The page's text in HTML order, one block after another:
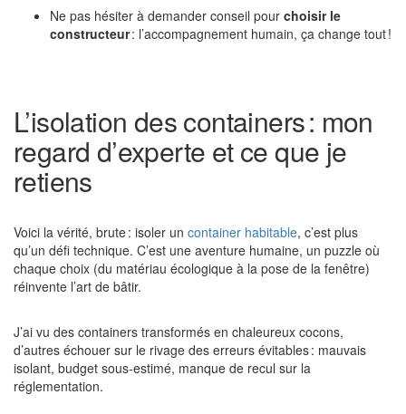
Ne pas hésiter à demander conseil pour choisir le
constructeur: l’accompagnement humain, ça change tout !
L’isolation des containers : mon
regard d’experte et ce que je
retiens
Voici la vérité, brute : isoler un container habitable, c’est plus
qu’un défi technique. C’est une aventure humaine, un puzzle où
chaque choix (du matériau écologique à la pose de la fenêtre)
réinvente l’art de bâtir.
J’ai vu des containers transformés en chaleureux cocons,
d’autres échouer sur le rivage des erreurs évitables : mauvais
isolant, budget sous-estimé, manque de recul sur la
réglementation.